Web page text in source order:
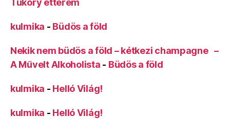
kulmika - Büdös a föld
Nekik nem büdös a föld – kétkezi champagne –
A Művelt Alkoholista - Büdös a föld
kulmika - Helló Világ!
kulmika - Helló Világ!